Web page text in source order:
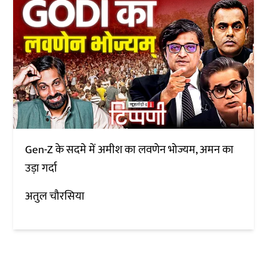
Gen-Z के सदमे में अमीश का लवणेन भोज्यम, अमन का
उड़ा गर्दा
अतुल चौरसिया